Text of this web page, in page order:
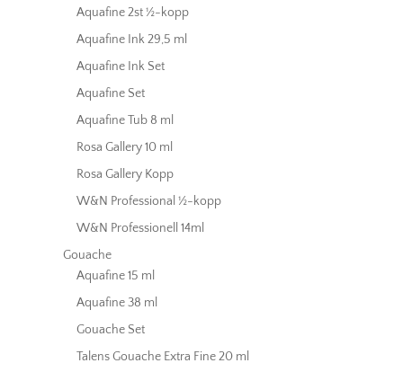
Aquafine 2st ½-kopp
Aquafine Ink 29,5 ml
Aquafine Ink Set
Aquafine Set
Aquafine Tub 8 ml
Rosa Gallery 10 ml
Rosa Gallery Kopp
W&N Professional ½-kopp
W&N Professionell 14ml
Gouache
Aquafine 15 ml
Aquafine 38 ml
Gouache Set
Talens Gouache Extra Fine 20 ml